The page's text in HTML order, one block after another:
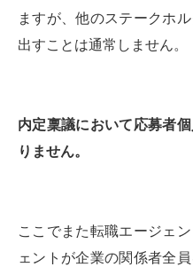
ますが、他のステークホ
出すことは通常しません。
内定稟議において応募者
りません。
ここでまた転職エージェ
ェントが企業の関係者全